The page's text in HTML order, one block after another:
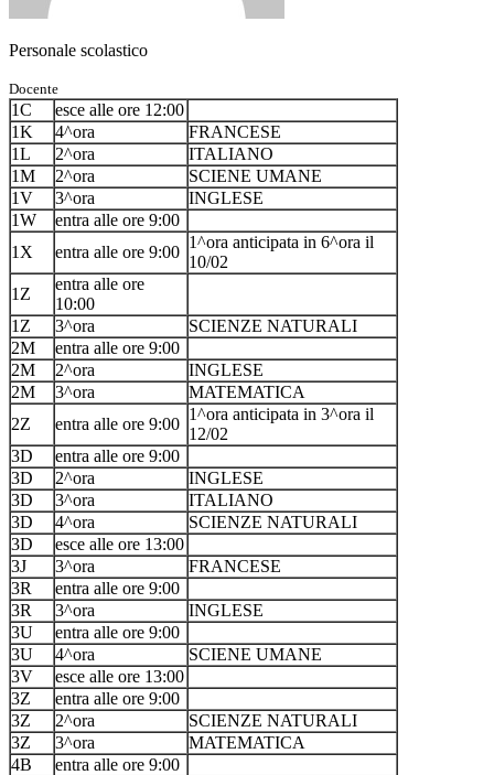
Personale scolastico
Docente
1C
esce alle ore 12:00
1K
4^ora
FRANCESE
1L
2^ora
ITALIANO
1M
2^ora
SCIENE UMANE
1V
3^ora
INGLESE
1W
entra alle ore 9:00
1X
entra alle ore 9:00
1^ora anticipata in 6^ora il
10/02
1Z
entra alle ore
10:00
1Z
3^ora
SCIENZE NATURALI
2M
entra alle ore 9:00
2M
2^ora
INGLESE
2M
3^ora
MATEMATICA
2Z
entra alle ore 9:00
1^ora anticipata in 3^ora il
12/02
3D
entra alle ore 9:00
3D
2^ora
INGLESE
3D
3^ora
ITALIANO
3D
4^ora
SCIENZE NATURALI
3D
esce alle ore 13:00
3J
3^ora
FRANCESE
3R
entra alle ore 9:00
3R
3^ora
INGLESE
3U
entra alle ore 9:00
3U
4^ora
SCIENE UMANE
3V
esce alle ore 13:00
3Z
entra alle ore 9:00
3Z
2^ora
SCIENZE NATURALI
3Z
3^ora
MATEMATICA
4B
entra alle ore 9:00